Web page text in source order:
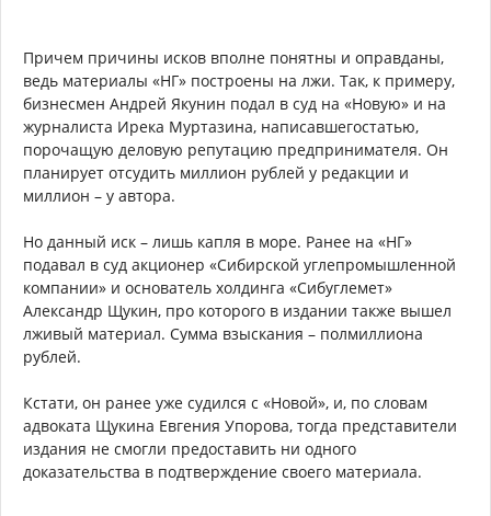
Причем причины исков вполне понятны и оправданы,
ведь материалы «НГ» построены на лжи. Так, к примеру,
бизнесмен Андрей Якунин подал в суд на «Новую» и на
журналиста Ирека Муртазина, написавшегостатью,
порочащую деловую репутацию предпринимателя. Он
планирует отсудить миллион рублей у редакции и
миллион – у автора.
Но данный иск – лишь капля в море. Ранее на «НГ»
подавал в суд акционер «Сибирской углепромышленной
компании» и основатель холдинга «Сибуглемет»
Александр Щукин, про которого в издании также вышел
лживый материал. Сумма взыскания – полмиллиона
рублей.
Кстати, он ранее уже судился с «Новой», и, по словам
адвоката Щукина Евгения Упорова, тогда представители
издания не смогли предоставить ни одного
доказательства в подтверждение своего материала.